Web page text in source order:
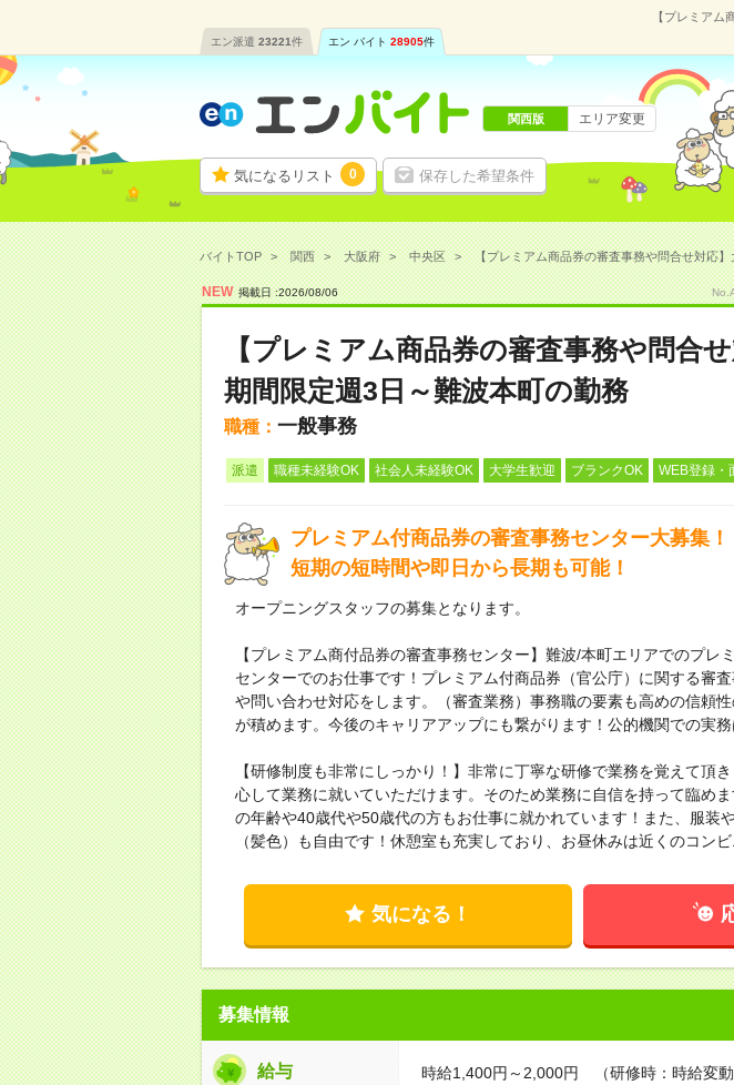
【プレミアム
エン派遣 23221件 エン バイト 28905件
気になるリスト 0 保存した希望条件
関西版 エリア変更
バイトTOP 関西 大阪府 中央区 【プレミアム商品券の審査事務や問合せ対応
NEW 掲載日 :2026/08/06
【プレミアム商品券の審査事務や問合
期間限定週3日～難波本町の勤務
職種： 一般事務
派遣 職種未経験OK 社会人未経験OK 大学生歓迎 ブランクOK WEB登録・
プレミアム付商品券の審査事務センター大募集！
短期の短時間や即日から長期も可能！
オープニングスタッフの募集となります。
【プレミアム商付品券の審査事務センター】難波/本町エリアでのプレ
センターでのお仕事です！プレミアム付商品券（官公庁）に関する審
や問い合わせ対応をします。（審査業務）事務職の要素も高めの信頼
が積めます。今後のキャリアアップにも繋がります！公的機関での実務
【研修制度も非常にしっかり！】非常に丁寧な研修で業務を覚えて頂
心して業務に就いていただけます。そのため業務に自信を持って臨め
の年齢や40歳代や50歳代の方もお仕事に就かれています！また、服装
（髪色）も自由です！休憩室も充実しており、お昼休みは近くのコン
気になる！
募集情報
給与 時給1,400円～2,000円 （研修時：時給変動